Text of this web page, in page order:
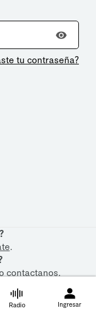
tu contraseña?
.
contactanos.
Radio Ingresar